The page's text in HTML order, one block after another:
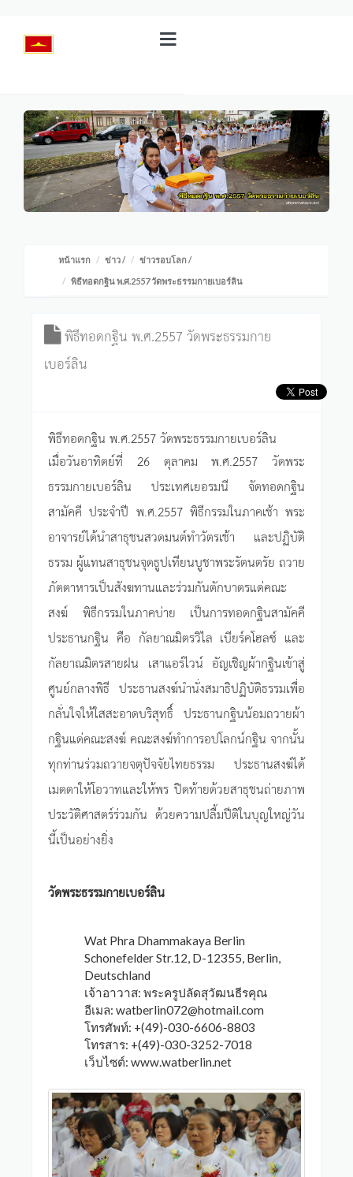
หน้าแรก ข่าว/ ข่าวรอบโลก/
พิธีทอดกฐิน พ.ศ.2557 วัดพระธรรมกายเบอร์ลิน
พิธีทอดกฐิน พ.ศ.2557 วัดพระธรรมกาย
เบอร์ลิน
พิธีทอดกฐิน พ.ศ.2557 วัดพระธรรมกายเบอร์ลิน
เมื่อวันอาทิตย์ที่ 26 ตุลาคม พ.ศ.2557 วัดพระ
ธรรมกายเบอร์ลิน ประเทศเยอรมนี จัดทอดกฐิน
สามัคคี ประจำปี พ.ศ.2557 พิธีกรรมในภาคเช้า พระ
อาจารย์ได้นำสาธุชนสวดมนต์ทำวัตรเช้า และปฏิบัติ
ธรรม ผู้แทนสาธุชนจุดธูปเทียนบูชาพระรัตนตรัย ถวาย
ภัตตาหารเป็นสังฆทานและร่วมกันตักบาตรแด่คณะ
สงฆ์ พิธีกรรมในภาคบ่าย เป็นการทอดกฐินสามัคคี
ประธานกฐิน คือ กัลยาณมิตรวิไล เบียร์คโฮลซ์ และ
กัลยาณมิตรสายฝน เสาแอร์ไวน์ อัญเชิญผ้ากฐินเข้าสู่
ศูนย์กลางพิธี ประธานสงฆ์นำนั่งสมาธิปฏิบัติธรรมเพื่อ
กลั่นใจให้ใสสะอาดบริสุทธิ์ ประธานกฐินน้อมถวายผ้า
กฐินแด่คณะสงฆ์ คณะสงฆ์ทำการอปโลกน์กฐิน จากนั้น
ทุกท่านร่วมถวายจตุปัจจัยไทยธรรม ประธานสงฆ์ได้
เมตตาให้โอวาทและให้พร ปิดท้ายด้วยสาธุชนถ่ายภาพ
ประวัติศาสตร์ร่วมกัน ด้วยความปลื้มปีติในบุญใหญ่วัน
นี้เป็นอย่างยิ่ง
วัดพระธรรมกายเบอร์ลิน
Wat Phra Dhammakaya Berlin
Schonefelder Str.12, D-12355, Berlin,
Deutschland
เจ้าอาวาส: พระครูปลัดสุวัฒนธีรคุณ
อีเมล:watberlin072@hotmail.com
โทรศัพท์: +(49)-030-6606-8803
โทรสาร: +(49)-030-3252-7018
เว็บไซต์: www.watberlin.net